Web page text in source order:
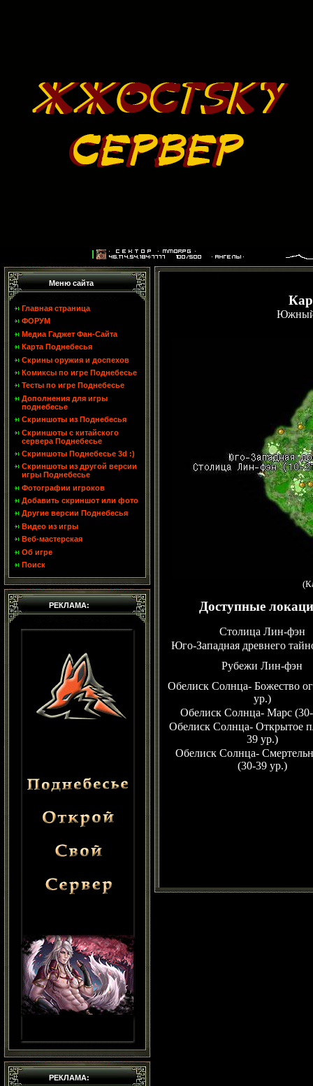
Меню сайта
Главная страница
ФОРУМ
Медиа Гаджет Фан-Сайта
Карта Поднебесья
Скрины оружия и доспехов
Комиксы по игре Поднебесье
Тесты по игре Поднебесье
Дополнения для игры
поднебесье
Скриншоты из Поднебесья
Скриншоты с китайского
сервера Поднебесье
Скриншоты Поднебесье 3d :)
Скриншоты из другой версии
игры Поднебесье
Фотографии игроков
Добавить скриншот или фото
Другие версии Поднебесья
Видео из игры
Веб-мастерская
Об игре
Поиск
РЕКЛАМА:
РЕКЛАМА:
Южный
Доступные
Столица Лин-фэн
Юго-Западная древнего
Рубежи Лин-фэн
Обелиск Солнца- Божество
ур.)
Обелиск Солнца- Марс
Обелиск Солнца- Открытое
39 ур.)
Обелиск Солнца-
(30-39 ур.)